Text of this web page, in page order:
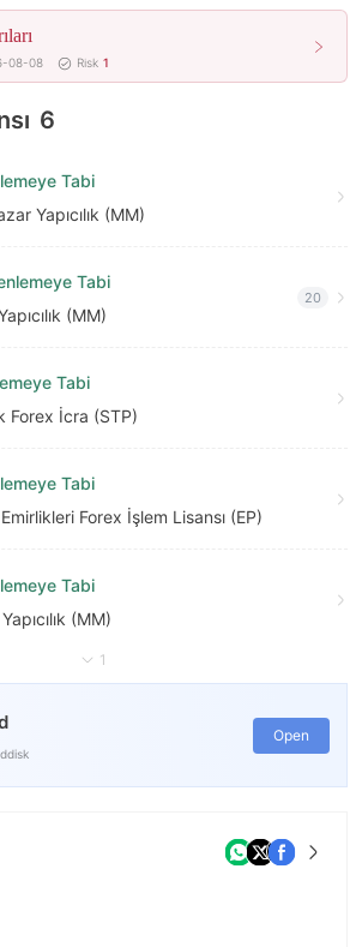
08-08 Risk 1
6
Tabi
Yapıcılık (MM)
Tabi
(MM)
20
Tabi
Forex İcra (STP)
Tabi
Forex İşlem Lisansı (EP)
Tabi
(MM)
1
Open